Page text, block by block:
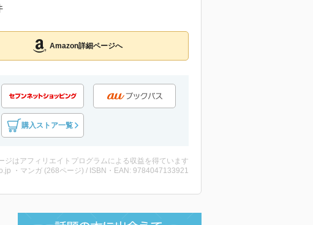
Amazon詳細ページへ
購入ストア一覧
ジはアフィリエイトプログラムによる収益を得ています
・マンガ (268ページ) / ISBN・EAN: 9784047133921